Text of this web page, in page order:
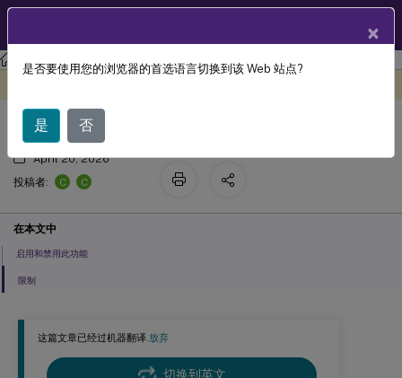
Linux 虚拟投递代理 Linux 虚拟投递代理 2402 LTSR
这篇文章已经过机器翻译.放弃
切换到英文
软键盘
April 20, 2026
投稿者:
C C
在本文中
启用和禁用此功能
限制
×
是否要使用您的浏览器的首选语言切换到该 Web 站点?
是 否